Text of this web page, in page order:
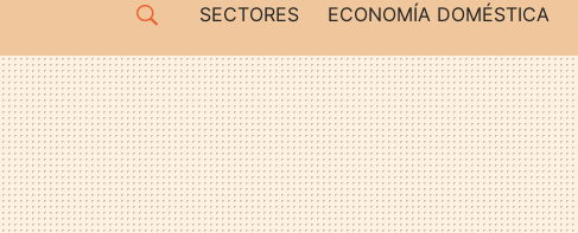
SECTORES ECONOMÍA DOMÉSTICA